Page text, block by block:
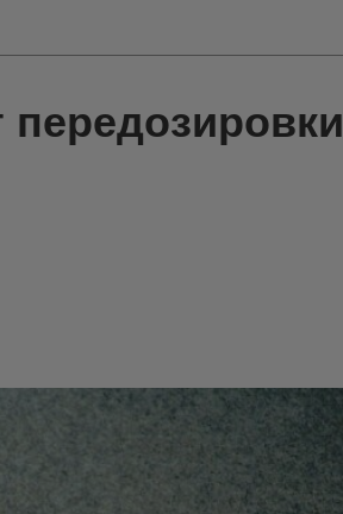
передозировки